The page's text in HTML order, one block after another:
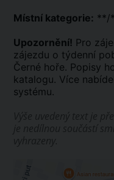
Místní kategorie: **/
Upozornění! Pro
zájezdu o týdenní
Černé hoře. Popisy
katalogu. Více
systému.